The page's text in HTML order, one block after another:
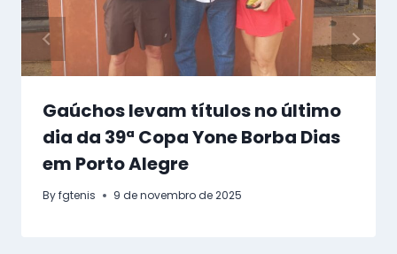
Gaúchos levam títulos no último
dia da 39ª Copa Yone Borba Dias
em Porto Alegre
Byfgtenis 9 de novembro de 2025